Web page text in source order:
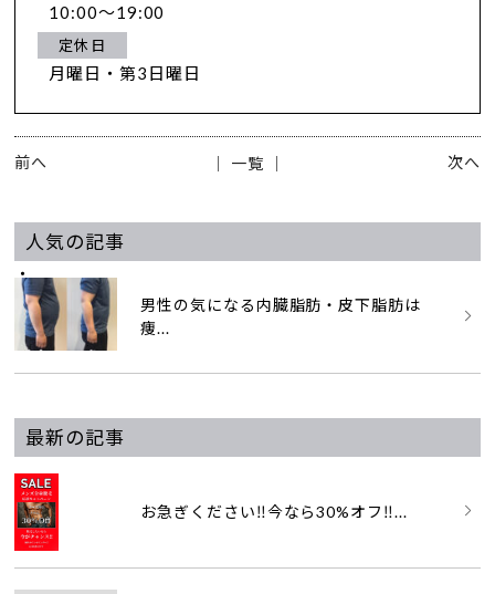
10:00～19:00
定休日
月曜日・第3日曜日
前へ 次へ
│ 一覧 │
人気の記事
男性の気になる内臓脂肪・皮下脂肪は
痩...
最新の記事
お急ぎください‼️今なら30%オフ‼...